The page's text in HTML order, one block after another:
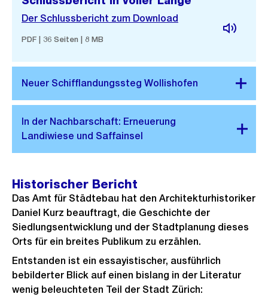
Der Schlussbericht zum Download
PDF | 36 Seiten | 8 MB
Historischer Bericht
Das Amt für Städtebau hat den Architekturhistoriker
Daniel Kurz beauftragt, die Geschichte der
Siedlungsentwicklung und der Stadtplanung dieses
Orts für ein breites Publikum zu erzählen.
Entstanden ist ein essayistischer, ausführlich
bebilderter Blick auf einen bislang in der Literatur
wenig beleuchteten Teil der Stadt Zürich: